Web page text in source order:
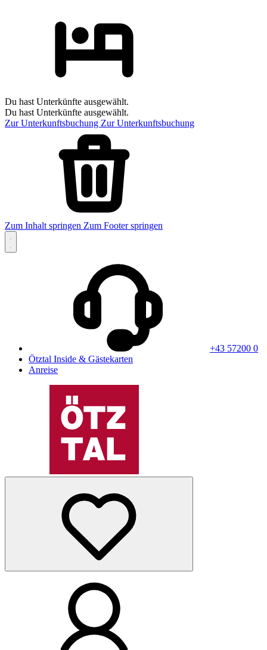
Du hast Unterkünfte ausgewählt.
Du hast Unterkünfte ausgewählt.
Zur Unterkunftsbuchung Zur Unterkunftsbuchung
Zum Inhalt springen Zum Footer springen
+43 57200 0
Ötztal Inside & Gästekarten
Anreise